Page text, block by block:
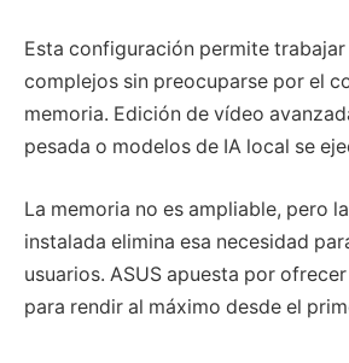
Esta configuración permite
complejos sin preocuparse por el
memoria. Edición de vídeo
pesada o modelos de IA local se
La memoria no es ampliable, pero
instalada elimina esa necesidad
usuarios. ASUS apuesta por
para rendir al máximo desde el